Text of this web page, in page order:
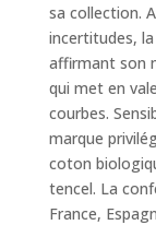
sa collection.
incertitudes,
affirmant son
qui met en
courbes.
marque
coton
tencel. La
France,